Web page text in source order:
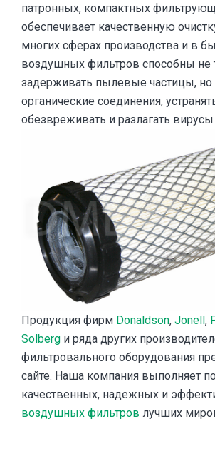
патронных, компактных
обеспечивает качественную
многих сферах производства и в
воздушных фильтров способны не
задерживать пылевые частицы, но
органические соединения,
обезвреживать и разлагать
Продукция фирм Donaldson, Jonell,
Solberg и ряда других
фильтровального оборудования
сайте. Наша компания выполняет
качественных, надежных и
воздушных фильтров лучших